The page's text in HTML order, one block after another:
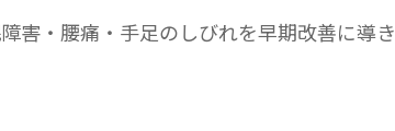
害・腰痛・手足のしびれを早期改善に導き